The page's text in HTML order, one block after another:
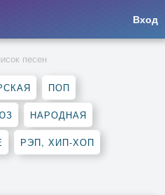
Вход
песен
ПОП
НАРОДНАЯ
РЭП, ХИП-ХОП